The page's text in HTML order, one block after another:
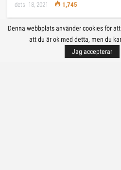
dets. 18, 2021 1,745
EDASI
Denna webbplats använder cookies för
att du är ok med detta, men du
Jag accepterar